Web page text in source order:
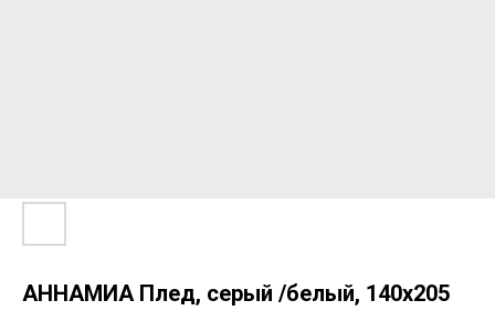
АННАМИА Плед, серый /белый, 140x205